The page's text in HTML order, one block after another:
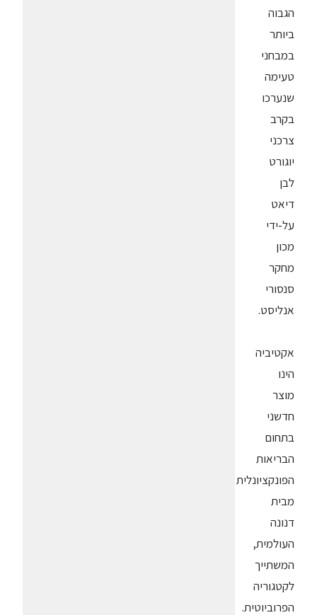
הגבוה
ביותר
במבחני
טעימה
שנערכו
בקרב
צרכני
יוגורט
לבן
דיאט
על-ידי
מכון
מחקר
סנסורי
אנליסט.
אקטיביה
הינו
מוצר
חדשני
בתחום
הבריאות
הפונקציונלית
מבית
דנונה
העולמית,
המשתייך
לקטגוריה
הפרוביוטית.